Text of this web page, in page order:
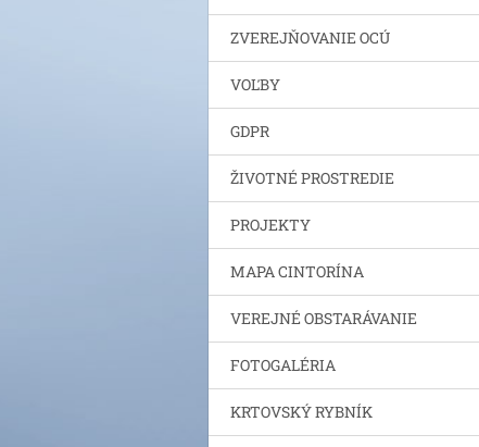
ZVEREJŇOVANIE OCÚ
VOĽBY
GDPR
ŽIVOTNÉ PROSTREDIE
PROJEKTY
MAPA CINTORÍNA
VEREJNÉ OBSTARÁVANIE
FOTOGALÉRIA
KRTOVSKÝ RYBNÍK